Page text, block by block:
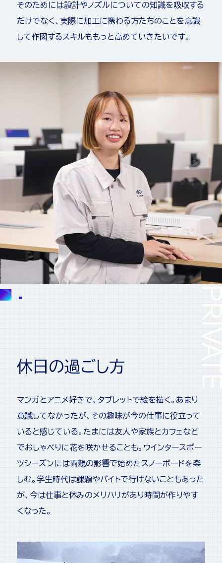
そのためには設計やノズルについての知識を吸収する
だけでなく、実際に加工に携わる方たちのことを意識
して作図するスキルももっと高めていきたいです。
休日の過ごし方
マンガとアニメ好きで、タブレットで絵を描く。あまり
意識してなかったが、その趣味が今の仕事に役立って
いると感じている。たまには友人や家族とカフェなど
でおしゃべりに花を咲かせることも。ウインタースポー
ツシーズンには両親の影響で始めたスノーボードを楽
しむ。学生時代は課題やバイトで行けないこともあった
が、今は仕事と休みのメリハリがあり時間が作りやす
くなった。